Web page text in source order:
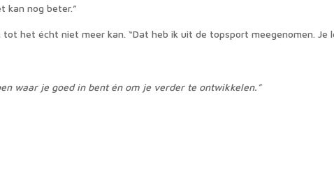
kan nog beter.”
het écht niet meer kan. “Dat heb ik uit de topsport meegenomen. Je
waar je goed in bent én om je verder te ontwikkelen.”